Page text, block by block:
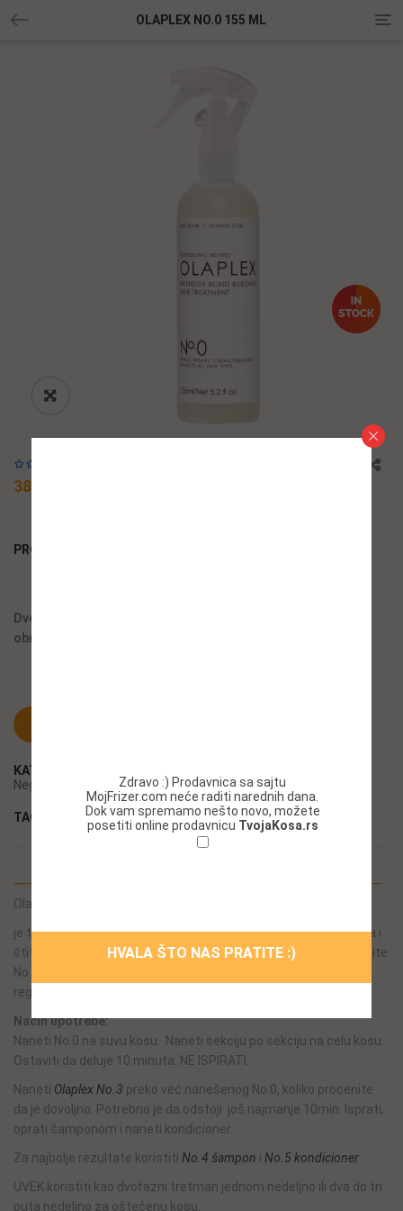
OLAPLEX NO.0 155 ML
38,99 $
PRODUCT BY:
Dvofazni tretman tretman koji dubinski regeneriše kosu,
obnavlja veze, ojačava i štiti integritet kose.
KATEGORIJE:
Nega
Oštećena kosa
TAGOVI: olaplex,Tretman
Olaplex
je tretman koji dubinski regeneriše kosu, obnavlja veze, ojačava i
štiti integritet kose. Prilikom nanošenjaOlaplexom No.3
, koristite
No 0 kao prvi korak u dvofaznom sistemu, za jačanje i
regeneraciju svih vrsta oštećenja kose.
Način upotrebe:
Naneti No.0 na suvu kosu. Naneti sekciju po sekciju na celu kosu.
Ostaviti da deluje 10 minuta. NE ISPIRATI.
Naneti Olaplex No.3 preko već nanešenog No.0, koliko procenite
da je dovoljno. Potrebno je da odstoji još najmanje 10min. Isprati,
oprati šamponom i naneti kondicioner.
Za najbolje rezultate koristiti No.4 šampon i No.5 kondicioner
UVEK koristiti kao dvofazni tretman jednom nedeljno ili dva do tri
puta nedeljno za oštećenu kosu.
Zdravo :) Prodavnica sa sajtu
MojFrizer.com neće raditi narednih dana.
Dok vam spremamo nešto novo, možete
posetiti online prodavnicu TvojaKosa.rs
HVALA ŠTO NAS PRATITE :)